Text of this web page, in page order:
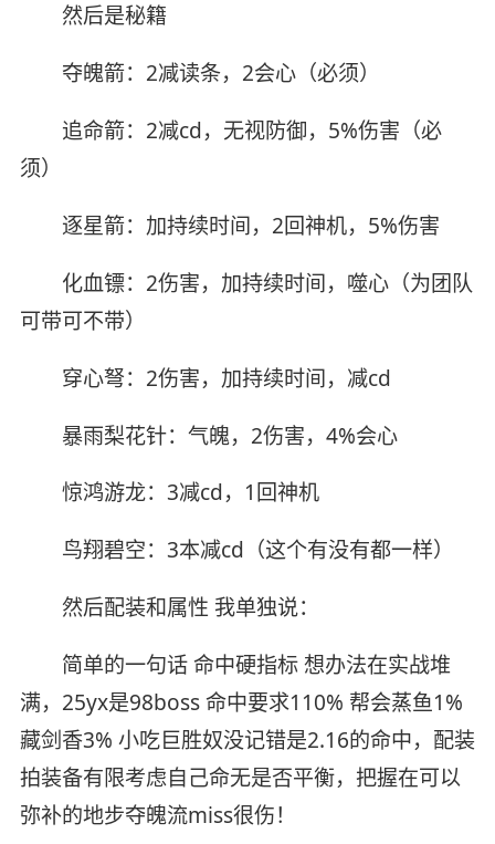
然后是秘籍
夺魄箭：2减读条，2会心（必须）
追命箭：2减cd，无视防御，5%伤害（必
须）
逐星箭：加持续时间，2回神机，5%伤害
化血镖：2伤害，加持续时间，噬心（为团队
可带可不带）
穿心弩：2伤害，加持续时间，减cd
暴雨梨花针：气魄，2伤害，4%会心
惊鸿游龙：3减cd，1回神机
鸟翔碧空：3本减cd（这个有没有都一样）
然后配装和属性 我单独说：
简单的一句话 命中硬指标 想办法在实战堆
满，25yx是98boss 命中要求110% 帮会蒸鱼1%
藏剑香3% 小吃巨胜奴没记错是2.16的命中，配装
拍装备有限考虑自己命无是否平衡，把握在可以
弥补的地步夺魄流miss很伤！